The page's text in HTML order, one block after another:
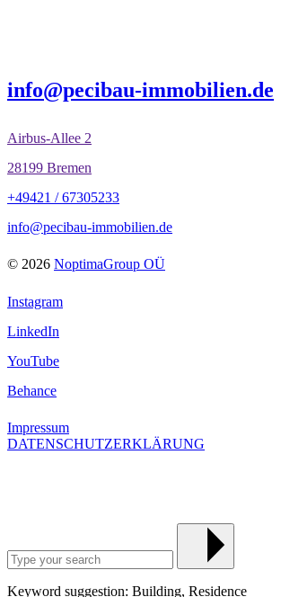
info@pecibau-immobilien.de
Airbus-Allee 2
28199 Bremen
+49421 / 67305233
info@pecibau-immobilien.de
© 2026 NoptimaGroup OÜ
Instagram
LinkedIn
YouTube
Behance
Impressum
DATENSCHUTZERKLÄRUNG
Keyword suggestion: Building, Residence